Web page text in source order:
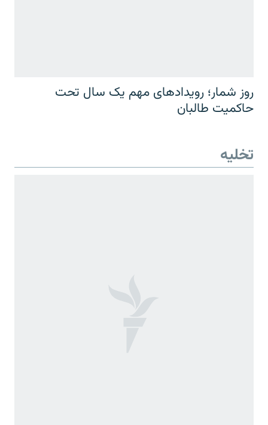
روز شمار؛ رویدادهای مهم یک سال تحت
حاکمیت طالبان
تخلیه